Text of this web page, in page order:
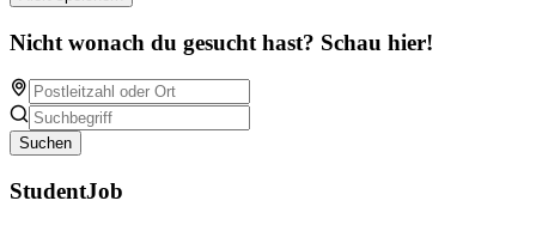
Nicht wonach du gesucht hast? Schau hier!
Suchen
StudentJob